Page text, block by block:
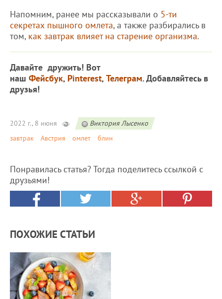
Напомним, ранее мы рассказывали о 5-ти
секретах пышного омлета, а также разбирались в
том, как завтрак влияет на старение организма.
Давайте дружить! Вот
наш Фейсбук, Pinterest, Телеграм. Добавляйтесь в
друзья!
2022 г., 8 июня
Виктория Лысенко
завтрак
Австрия омлет блин
Понравилась статья? Тогда поделитесь ссылкой с
друзьями!
ПОХОЖИЕ СТАТЬИ